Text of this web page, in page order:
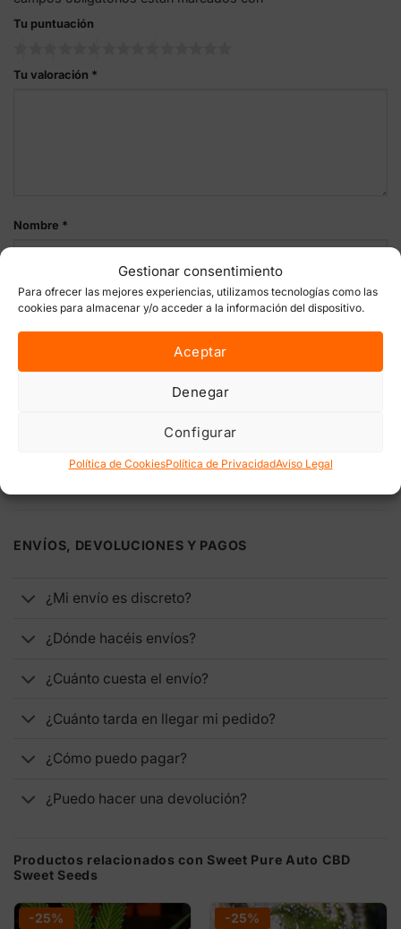
Gestionar consentimiento
Para ofrecer las mejores experiencias, utilizamos tecnologías como las
cookies para almacenar y/o acceder a la información del dispositivo.
Aceptar
Denegar
Configurar
Política de CookiesPolítica de PrivacidadAviso Legal
Tu puntuación
Tu valoración *
Nombre *
Correo electrónico*
Guarda mi nombre, correo electrónico y web en este
ENVÍOS, DEVOLUCIONES Y PAGOS
¿Mi envío es discreto?
¿Dónde hacéis envíos?
¿Cuánto cuesta el envío?
¿Cuánto tarda en llegar mi pedido?
¿Cómo puedo pagar?
¿Puedo hacer una devolución?
Productos relacionados con Sweet Pure Auto CBD
Sweet Seeds
-25% -25%